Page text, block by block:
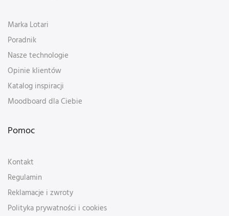
Marka Lotari
Poradnik
Nasze technologie
Opinie klientów
Katalog inspiracji
Moodboard dla Ciebie
Pomoc
Kontakt
Regulamin
Reklamacje i zwroty
Polityka prywatności i cookies